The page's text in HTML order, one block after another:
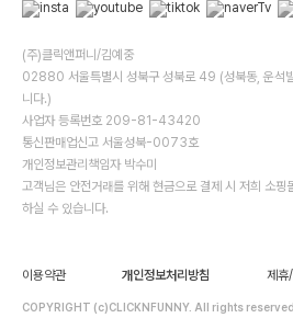
(주)클릭앤퍼니/김예중
02880 서울특별시 성북구 성북로 49 (성북동, 운석
니다.)
사업자 등록번호 209-81-43420
통신판매업신고 서울성북-0073호
개인정보관리책임자 박수미
고객님은 안전거래를 위해 현금으로 결제 시 저희 소핑
하실 수 있습니다.
이용약관 개인정보처리방침 제휴
COPYRIGHT (c)CLICKNFUNNY. All rights reserved.